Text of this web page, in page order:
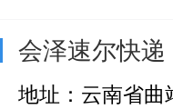
会泽速尔快递
地址：云南省曲